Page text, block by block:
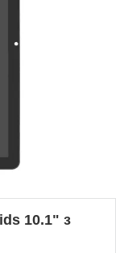
10.1" з